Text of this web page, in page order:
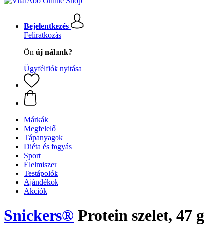
Bejelentkezés
Feliratkozás
Ön új nálunk?
Ügyfélfiók nyitása
Márkák
Megfelelő
Tápanyagok
Diéta és fogyás
Sport
Élelmiszer
Testápolók
Ajándékok
Akciók
Snickers® Protein szelet, 47 g